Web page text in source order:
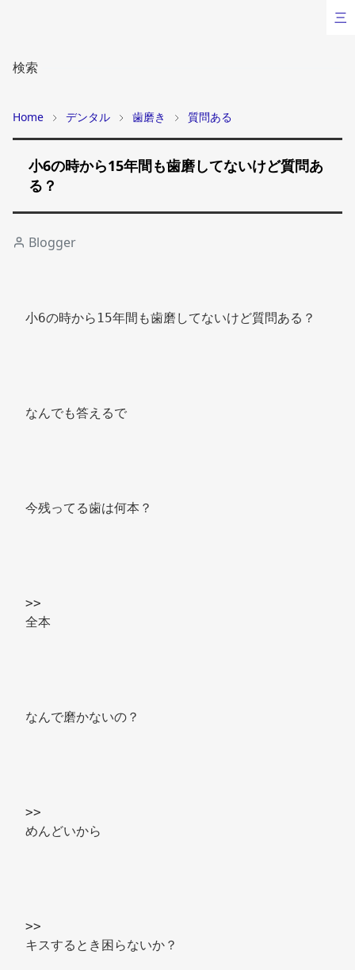
検索
Home デンタル 歯磨き 質問ある
小6の時から15年間も歯磨してないけど質問あ
る？
Blogger
小6の時から15年間も歯磨してないけど質問ある？
なんでも答えるで
今残ってる歯は何本？
>>
全本
なんで磨かないの？
>>
めんどいから
>>
キスするとき困らないか？
三